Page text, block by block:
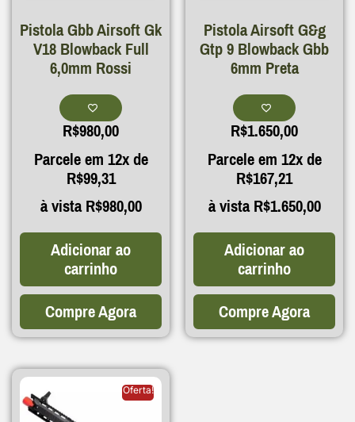
Pistola Gbb Airsoft Gk
V18 Blowback Full
6,0mm Rossi
R$980,00
Parcele em 12x de
R$99,31
à vistaR$980,00
Adicionar ao
carrinho
Compre Agora
Pistola Airsoft G&g
Gtp 9 Blowback Gbb
6mm Preta
R$1.650,00
Parcele em 12x de
R$167,21
à vistaR$1.650,00
Adicionar ao
carrinho
Compre Agora
Oferta!